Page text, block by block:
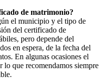
de matrimonio?
el municipio y el tipo de
del certificado de
pero depende del
en espera, de la fecha del
En algunas ocasiones el
lo que recomendamos siempre